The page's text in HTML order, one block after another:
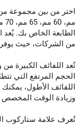
من الشركات، حيث
تُعد اللفائف الكبيرة
الحجم المرتفع التي
اللفائف الأطول،
وزيادة الوقت المخصص
تُعرف علامة ستاركوب